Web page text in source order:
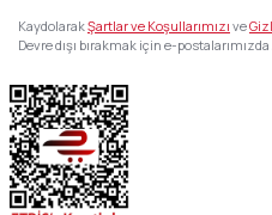
KaydolarakŞartlar ve Koşullarımızı ve
Devre dışı bırakmak için e-